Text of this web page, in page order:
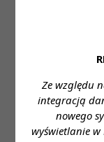
Ze względu
integracją
nowego
wyświetlanie w
https://
Miejsce